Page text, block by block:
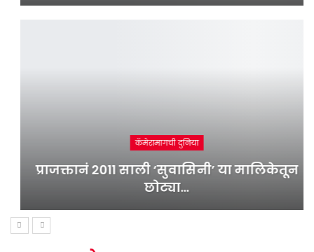
कॅमेरामागची दुनिया
प्राजक्तानं 2011 साली ‘सुवासिनी’ या मालिकेतून
छोट्या…